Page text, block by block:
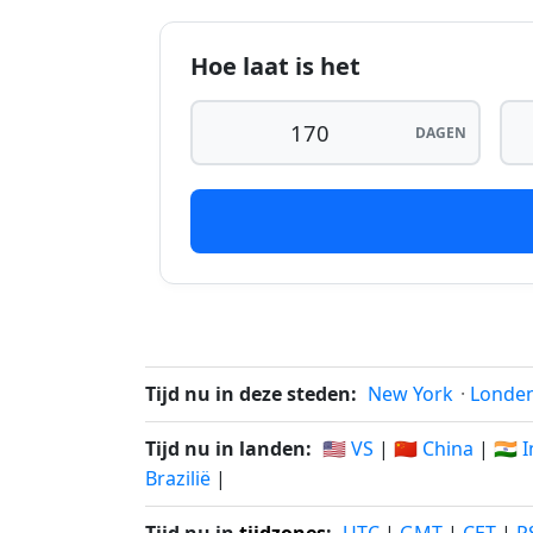
172 dagen geleden
173 dagen geleden
174 dagen geleden
177 dagen geleden
179 dagen geleden
180 dagen geleden
181 dagen geleden
Hoe laat is het
DAGEN
Tijd nu in deze steden: New York ·
Tijd nu in landen: 🇺🇸 VS | 🇨🇳 China | 🇮🇳
Brazilië |